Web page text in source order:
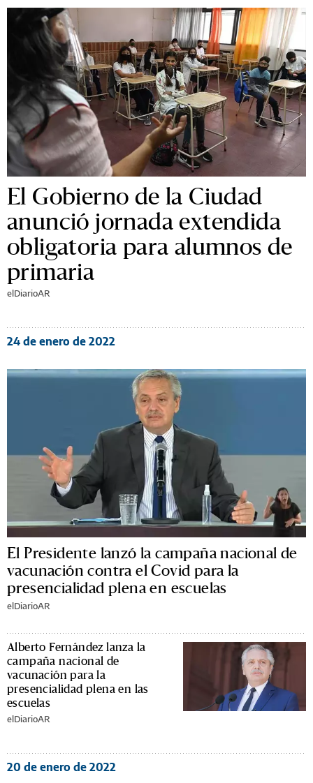
El Gobierno de la Ciudad
anunció jornada extendida
obligatoria para alumnos de
primaria
elDiarioAR
24 de enero de 2022
El Presidente lanzó la campaña nacional de
vacunación contra el Covid para la
presencialidad plena en escuelas
elDiarioAR
Alberto Fernández lanza la
campaña nacional de
vacunación para la
presencialidad plena en las
escuelas
elDiarioAR
20 de enero de 2022